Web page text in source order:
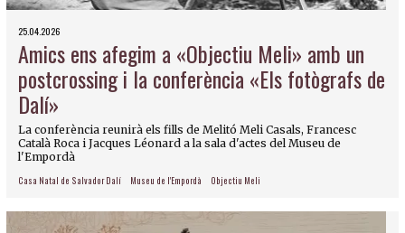
25.04.2026
Amics ens afegim a «Objectiu Meli» amb un
postcrossing i la conferència «Els fotògrafs de
Dalí»
La conferència reunirà els fills de Melitó Meli Casals, Francesc
Català Roca i Jacques Léonard a la sala d'actes del Museu de
l'Empordà
Casa Natal de Salvador Dalí Museu de l'Empordà Objectiu Meli